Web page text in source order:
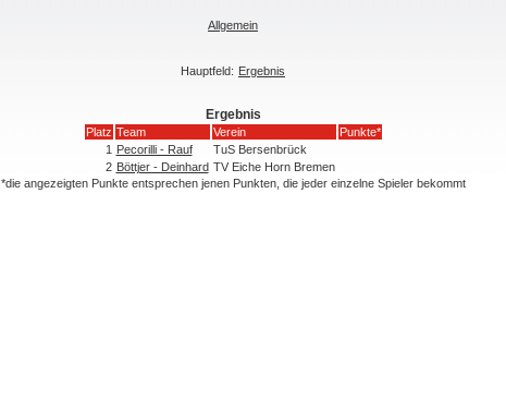
Allgemein
Hauptfeld: Ergebnis
Ergebnis
Platz Team Verein
Punkte*
1 Pecorilli - Rauf
TuS Bersenbrück
2 Böttjer - Deinhard TV Eiche Horn Bremen
*die angezeigten Punkte entsprechen jenen Punkten, die jeder einzelne Spieler bekommt